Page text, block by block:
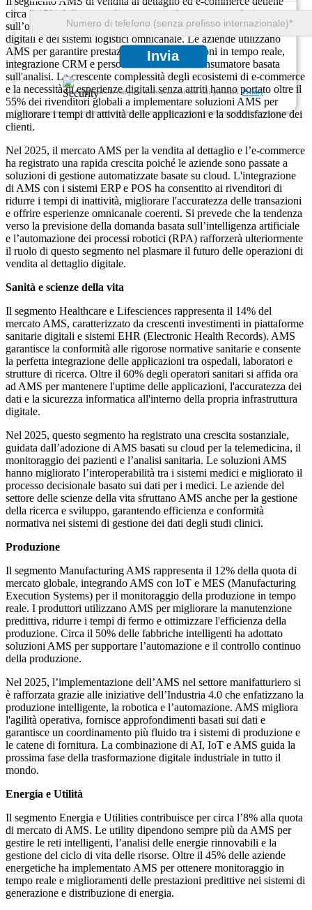
Invia
Garantiamo la completa riservatezza dei tuoi dati personali.Privacy
circa il 15% della quota di mercato totale, concentrandosi
sull’ottimizzazione del coinvolgimento dei clienti, delle vetrine
digitali e dei sistemi logistici omnicanale. Le aziende utilizzano
AMS per garantire prestazioni delle applicazioni in tempo reale,
integrazione CRM e personalizzazione del consumatore basata
sull'analisi. La crescente complessità degli ecosistemi di e-commerce
e la necessità di esperienze digitali senza attriti hanno portato oltre il
55% dei rivenditori globali a implementare soluzioni AMS per
migliorare i tempi di attività delle applicazioni e la soddisfazione dei
clienti.
Nel 2025, il mercato AMS per la vendita al dettaglio e l’e-commerce
ha registrato una rapida crescita poiché le aziende sono passate a
soluzioni di gestione automatizzate basate su cloud. L'integrazione
di AMS con i sistemi ERP e POS ha consentito ai rivenditori di
ridurre i tempi di inattività, migliorare l'accuratezza delle transazioni
e offrire esperienze omnicanale coerenti. Si prevede che la tendenza
verso la previsione della domanda basata sull’intelligenza artificiale
e l’automazione dei processi robotici (RPA) rafforzerà ulteriormente
il ruolo di questo segmento nel plasmare il futuro delle operazioni di
vendita al dettaglio digitale.
Sanità e scienze della vita
Il segmento Healthcare e Lifesciences rappresenta il 14% del
mercato AMS, caratterizzato da crescenti investimenti in piattaforme
sanitarie digitali e sistemi EHR (Electronic Health Records). AMS
garantisce la conformità alle rigorose normative sanitarie e consente
la perfetta integrazione delle applicazioni tra ospedali, laboratori e
strutture di ricerca. Oltre il 60% degli operatori sanitari si affida ora
ad AMS per mantenere l'uptime delle applicazioni, l'accuratezza dei
dati e la sicurezza informatica all'interno della propria infrastruttura
digitale.
Nel 2025, questo segmento ha registrato una crescita sostanziale,
guidata dall’adozione di AMS basati su cloud per la telemedicina, il
monitoraggio dei pazienti e l’analisi sanitaria. Le soluzioni AMS
hanno migliorato l’interoperabilità tra i sistemi medici e migliorato il
processo decisionale basato sui dati per i medici. Le aziende del
settore delle scienze della vita sfruttano AMS anche per la gestione
della ricerca e sviluppo, garantendo efficienza e conformità
normativa nei sistemi di gestione dei dati degli studi clinici.
Produzione
Il segmento Manufacturing AMS rappresenta il 12% della quota di
mercato globale, integrando AMS con IoT e MES (Manufacturing
Execution Systems) per il monitoraggio della produzione in tempo
reale. I produttori utilizzano AMS per migliorare la manutenzione
predittiva, ridurre i tempi di fermo e ottimizzare l'efficienza della
produzione. Circa il 50% delle fabbriche intelligenti ha adottato
soluzioni AMS per supportare l’automazione e il controllo continuo
della produzione.
Nel 2025, l’implementazione dell’AMS nel settore manifatturiero si
è rafforzata grazie alle iniziative dell’Industria 4.0 che enfatizzano la
produzione intelligente, la robotica e l’automazione. AMS migliora
l'agilità operativa, fornisce approfondimenti basati sui dati e
garantisce un coordinamento più fluido tra i sistemi di produzione e
le catene di fornitura. La combinazione di AI, IoT e AMS guida la
prossima fase della trasformazione digitale industriale in tutto il
mondo.
Energia e Utilità
Il segmento Energia e Utilities contribuisce per circa l’8% alla quota
di mercato di AMS. Le utility dipendono sempre più da AMS per
gestire le reti intelligenti, l’analisi delle energie rinnovabili e la
gestione del ciclo di vita delle risorse. Oltre il 45% delle aziende
energetiche ha implementato AMS per ottenere monitoraggio in
tempo reale e miglioramenti delle prestazioni predittive nei sistemi di
generazione e distribuzione di energia.